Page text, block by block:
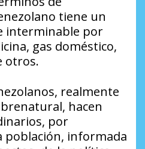
tiene un
interminable por
gas doméstico,
otros.
realmente
hacen
por
población, informada